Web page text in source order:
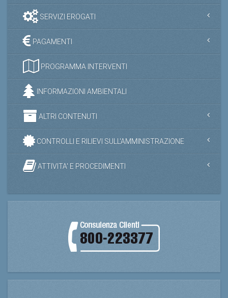
SERVIZI EROGATI
PAGAMENTI
PROGRAMMA INTERVENTI
INFORMAZIONI AMBIENTALI
ALTRI CONTENUTI
CONTROLLI E RILIEVI SULL'AMMINISTRAZIONE
ATTIVITA' E PROCEDIMENTI